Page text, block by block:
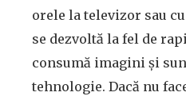
orele la televizor sau
se dezvoltă la fel de
consumă imagini și
tehnologie. Dacă nu